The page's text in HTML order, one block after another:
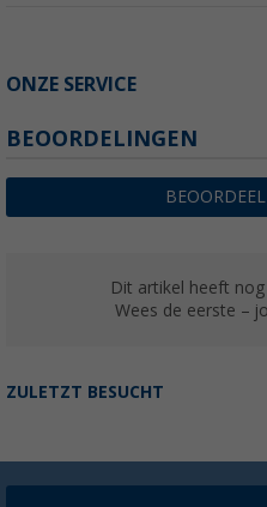
ONZE SERVICE
BEOORDELINGEN
Dit artikel heeft
Wees de eerste –
ZULETZT BESUCHT